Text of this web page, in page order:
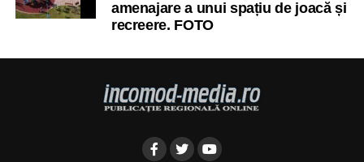
amenajare a unui spațiu de joacă și
recreere. FOTO